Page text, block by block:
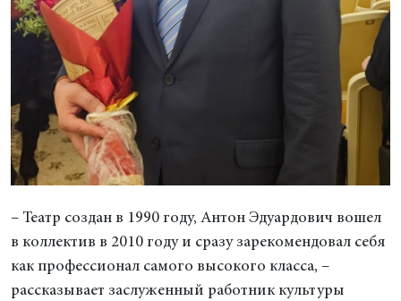
– Театр создан в 1990 году, Антон Эдуардович вошел
в коллектив в 2010 году и сразу зарекомендовал себя
как профессионал самого высокого класса, –
рассказывает заслуженный работник культуры